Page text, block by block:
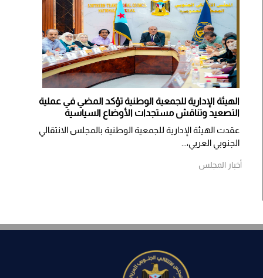
الهيئة الإدارية للجمعية الوطنية تؤكد المضي في عملية
التصعيد وتناقش مستجدات الأوضاع السياسية
عقدت الهيئة الإدارية للجمعية الوطنية بالمجلس الانتقالي
الجنوبي العربي،...
أخبار المجلس